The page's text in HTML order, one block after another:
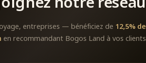
entreprises — bénéficiez de12,5% de
en recommandant Bogos Land à vos clients.